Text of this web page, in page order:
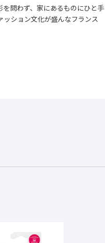
問わず、家にあるものにひと手
ション文化が盛んなフランス